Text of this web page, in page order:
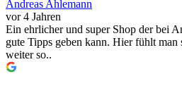
Andreas Ahlemann
vor 4 Jahren
Ein ehrlicher und super Shop der bei
gute Tipps geben kann. Hier fühlt man
weiter so..